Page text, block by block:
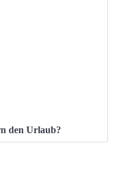
den Urlaub?